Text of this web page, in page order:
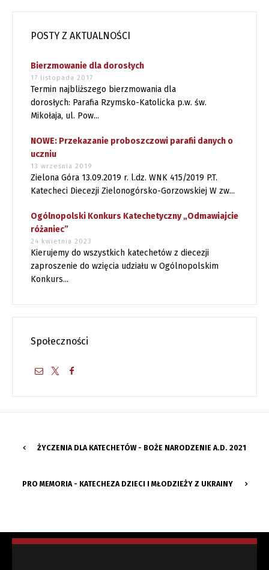
POSTY Z AKTUALNOŚCI
Bierzmowanie dla dorosłych
17 listopada 2017
Termin najbliższego bierzmowania dla
dorosłych: Parafia Rzymsko-Katolicka p.w. św.
Mikołaja, ul. Pow...
NOWE: Przekazanie proboszczowi parafii danych o
uczniu
13 września 2019
Zielona Góra 13.09.2019 r. l.dz. WNK 415/2019 P.T.
Katecheci Diecezji Zielonogórsko-Gorzowskiej W zw...
Ogólnopolski Konkurs Katechetyczny „Odmawiajcie
różaniec”
24 kwietnia 2023
Kierujemy do wszystkich katechetów z diecezji
zaproszenie do wzięcia udziału w Ogólnopolskim
Konkurs...
Społeczności
ŻYCZENIA DLA KATECHETÓW - BOŻE NARODZENIE A.D. 2021
PRO MEMORIA - KATECHEZA DZIECI I MŁODZIEŻY Z UKRAINY